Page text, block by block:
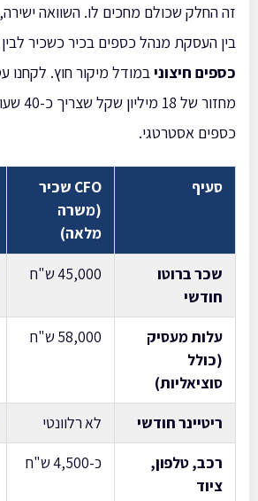
זה החלק שכולם מחכים לו. השוואה
בין העסקת מנהל כספים בכיר כשכיר לבין
כספים חיצוניבמודל מיקור חוץ. לקחנו
מחזור
כספים אסטרטגי.
סעיף
CFO שכיר
(משרה
מלאה)
שכר ברוטו
חודשי
45,000 ש"ח
עלות מעסיק
(כולל
סוציאליות)
58,000 ש"ח
ריטיינר חודשי לא רלוונטי
רכב, טלפון,
ציוד
כ-4,500 ש"ח